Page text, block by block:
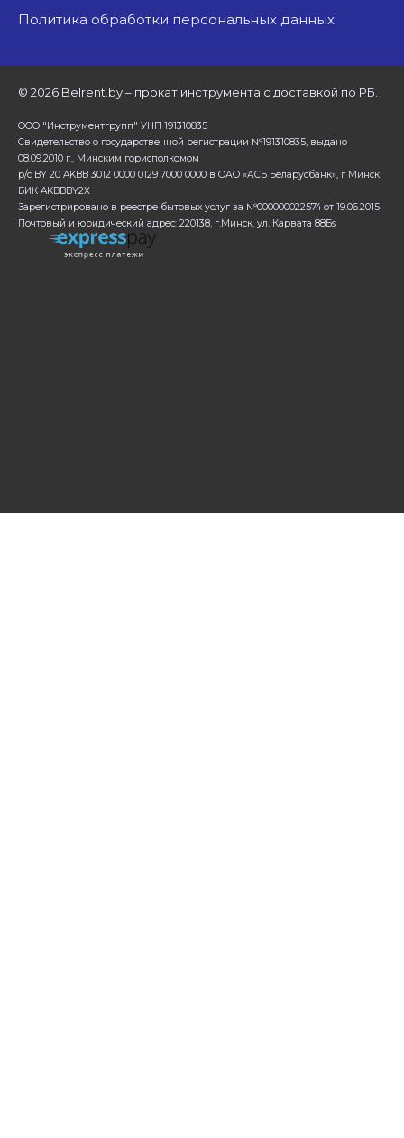
Политика обработки персональных данных
© 2026 Belrent.by – прокат инструмента с доставкой по РБ.
ООО "Инструментгрупп" УНП 191310835
Свидетельство о государственной регистрации №191310835, выдано
08.09.2010 г., Минским горисполкомом
р/с BY 20 AKBB 3012 0000 0129 7000 0000 в ОАО «АСБ Беларусбанк», г Минск.
БИК AKBBBY2X
Зарегистрировано в реестре бытовых услуг за №000000022574 от 19.06.2015
Почтовый и юридический адрес: 220138, г.Минск, ул. Карвата 88Бs